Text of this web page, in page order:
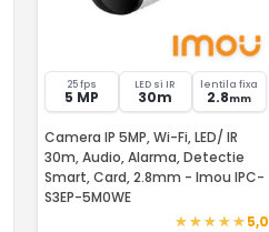
25 fps
5 MP
LED si IR
30m
lentila fixa
2.8mm
Camera IP 5MP, Wi-Fi, LED/ IR
30m, Audio, Alarma, Detectie
Smart, Card, 2.8mm - Imou IPC-
S3EP-5M0WE
5,0